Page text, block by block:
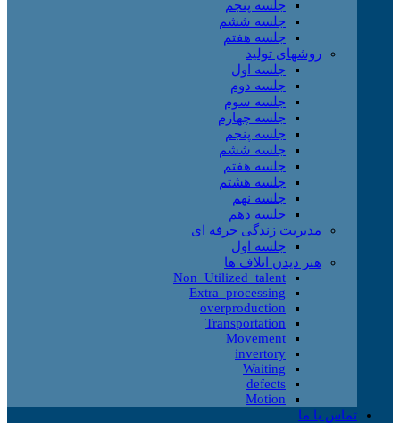
جلسه پنجم
جلسه ششم
جلسه هفتم
روشهای تولید
جلسه اول
جلسه دوم
جلسه سوم
جلسه چهارم
جلسه پنجم
جلسه ششم
جلسه هفتم
جلسه هشتم
جلسه نهم
جلسه دهم
مدیریت زندگی حرفه ای
جلسه اول
هنر دیدن اتلاف ها
Non_Utilized_talent
Extra_processing
overproduction
Transportation
Movement
invertory
Waiting
defects
Motion
تماس با ما